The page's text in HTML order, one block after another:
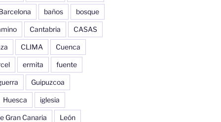
baños bosque
Cantabria CASAS
CLIMA Cuenca
ermita fuente
Guipuzcoa
Huesca iglesia
Gran Canaria León